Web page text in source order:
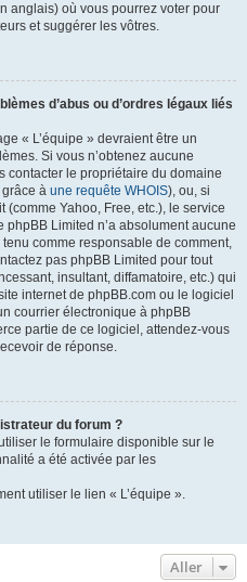
anglais) où vous pourrez voter pour
et suggérer les vôtres.
d’abus ou d’ordres légaux liés
« L’équipe » devraient être un
Si vous n’obtenez aucune
contacter le propriétaire du domaine
à une requête WHOIS), ou, si
Yahoo, Free, etc.), le service
Limited n’a absolument aucune
comme responsable de comment,
pas phpBB Limited pour tout
insultant, diffamatoire, etc.) qui
internet de phpBB.com ou le logiciel
courrier électronique à phpBB
partie de ce logiciel, attendez-vous
de réponse.
du forum ?
le formulaire disponible sur le
a été activée par les
utiliser le lien « L’équipe ».
Aller